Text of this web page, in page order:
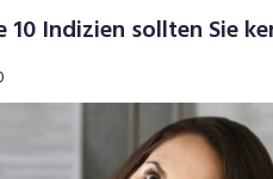
Video
10 Indizien sollten Sie